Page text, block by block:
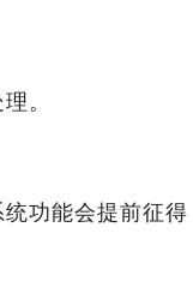
。
功能会提前征得